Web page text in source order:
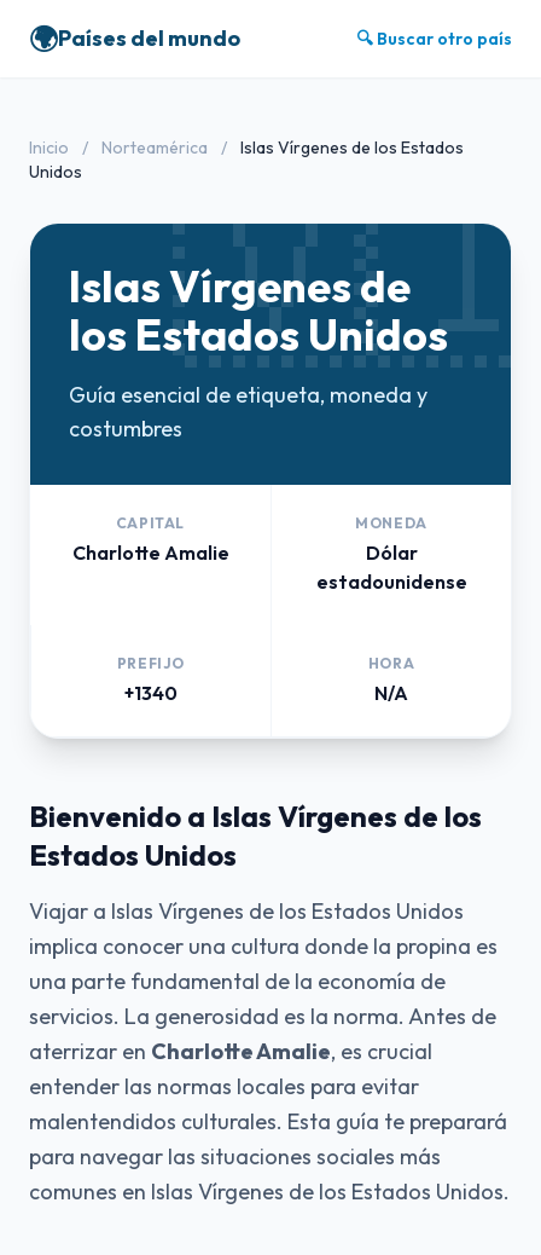
🌍Países del mundo 🔍 Buscar otro país
Inicio / Norteamérica /
Islas Vírgenes de los Estados
Unidos
Islas Vírgenes de
los Estados Unidos
Guía esencial de etiqueta, moneda y
costumbres
CAPITAL
Charlotte Amalie
MONEDA
Dólar
estadounidense
PREFIJO
+1340
HORA
N/A
Bienvenido a Islas Vírgenes de los
Estados Unidos
Viajar a Islas Vírgenes de los Estados Unidos
implica conocer una cultura donde la propina es
una parte fundamental de la economía de
servicios. La generosidad es la norma. Antes de
aterrizar en Charlotte Amalie, es crucial
entender las normas locales para evitar
malentendidos culturales. Esta guía te preparará
para navegar las situaciones sociales más
comunes en Islas Vírgenes de los Estados Unidos.